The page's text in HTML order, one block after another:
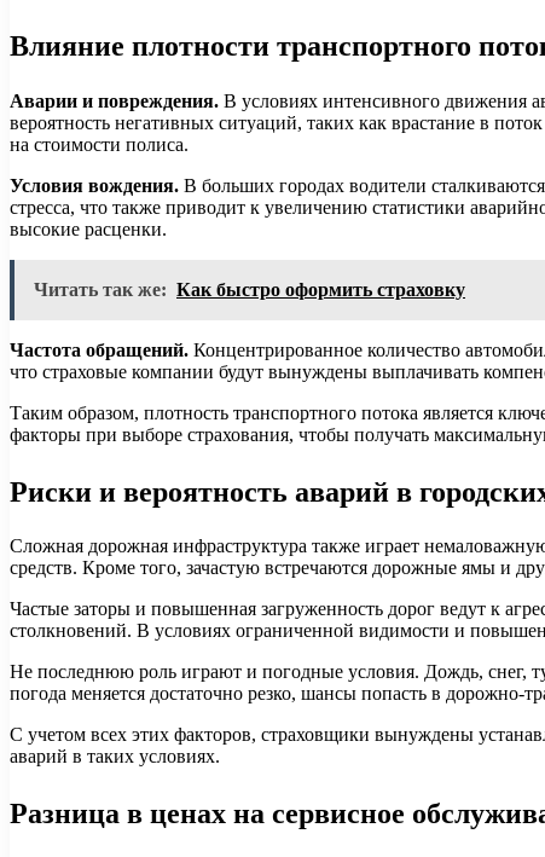
Влияние плотности транспортного
Аварии и повреждения. В условиях интенсивного движения
вероятность негативных ситуаций, таких как врастание в
на стоимости полиса.
Условия вождения. В больших городах водители
стресса, что также приводит к увеличению статистики
высокие расценки.
Читать так же: Как быстро оформить страховку
Частота обращений. Концентрированное количество
что страховые компании будут вынуждены выплачивать
Таким образом, плотность транспортного потока является
факторы при выборе страхования, чтобы получать
Риски и вероятность аварий в
Сложная дорожная инфраструктура также играет
средств. Кроме того, зачастую встречаются дорожные ямы и
Частые заторы и повышенная загруженность дорог ведут к
столкновений. В условиях ограниченной видимости и
Не последнюю роль играют и погодные условия. Дождь, снег,
погода меняется достаточно резко, шансы попасть в дорожно-
С учетом всех этих факторов, страховщики вынуждены
аварий в таких условиях.
Разница в ценах на сервисное